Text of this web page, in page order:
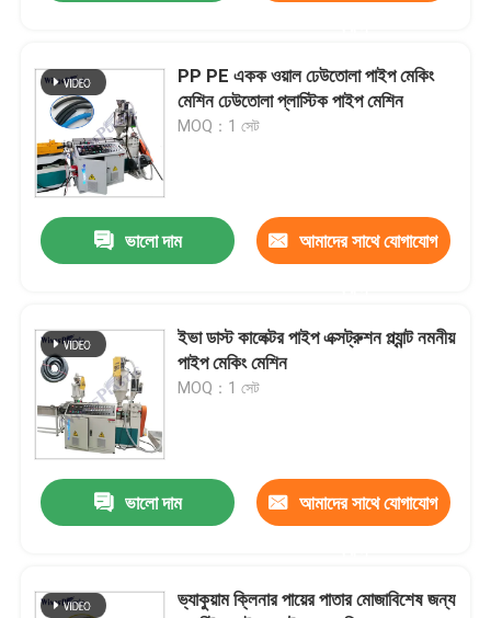
এইচডিপিই পাইপ এক্সট্রুডার মেশিন
পিভিসি পাইপ এক্সট্রুডার মেশিন
পিপিআর পাইপ উত্পাদন লাইন
PE পাইপ এক্সট্রুডার মেশিন
ঢেউতোলা পাইপ এক্সট্রুডার মেশিন
পিইটি ব্যান্ড এক্সট্রুশন মেশিন
পিপি চাবুক উত্পাদন লাইন
প্লাস্টিক শীট এক্সট্রুডার মেশিন
PP PE একক ওয়াল ঢেউতোলা পাইপ মেকিং
মেশিন ঢেউতোলা প্লাস্টিক পাইপ মেশিন
MOQ：1 সেট
ভালো দাম আমাদের সাথে যোগাযোগ
ইভা ডাস্ট কালেক্টর পাইপ এক্সট্রুশন প্ল্যান্ট নমনীয়
পাইপ মেকিং মেশিন
MOQ：1 সেট
ভালো দাম আমাদের সাথে যোগাযোগ
ভ্যাকুয়াম ক্লিনার পায়ের পাতার মোজাবিশেষ জন্য